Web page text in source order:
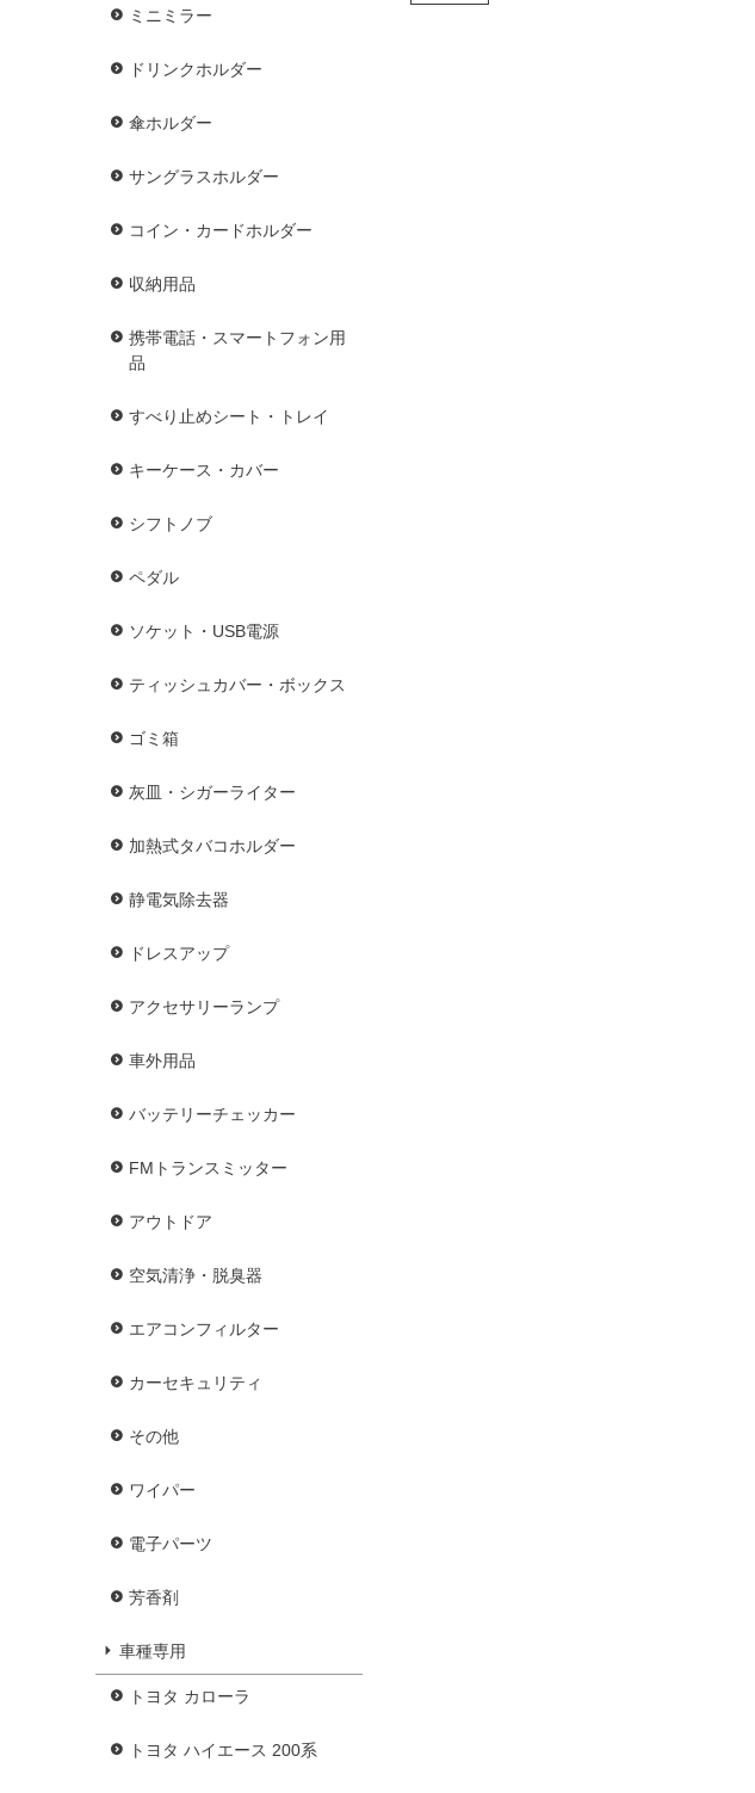
ミニミラー
ドリンクホルダー
傘ホルダー
サングラスホルダー
コイン・カードホルダー
収納用品
携帯電話・スマートフォン用
品
すべり止めシート・トレイ
キーケース・カバー
シフトノブ
ペダル
ソケット・USB電源
ティッシュカバー・ボックス
ゴミ箱
灰皿・シガーライター
加熱式タバコホルダー
静電気除去器
ドレスアップ
アクセサリーランプ
車外用品
バッテリーチェッカー
FMトランスミッター
アウトドア
空気清浄・脱臭器
エアコンフィルター
カーセキュリティ
その他
ワイパー
電子パーツ
芳香剤
車種専用
トヨタ カローラ
トヨタ ハイエース 200系